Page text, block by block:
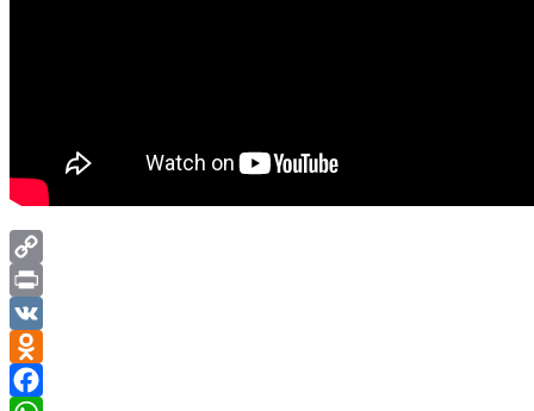
Copy
Link
Print
VK
Odnoklassniki